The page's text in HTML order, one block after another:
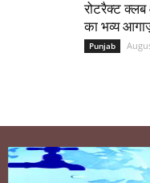
रोटरैक्ट क्लब
का भव्य
Punjab